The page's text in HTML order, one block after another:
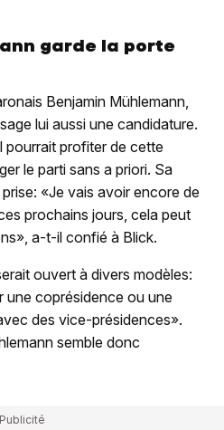
garde la porte
Benjamin Mühlemann,
lui aussi une candidature.
pourrait profiter de cette
le parti sans a priori. Sa
«Je vais avoir encore de
prochains jours, cela peut
a-t-il confié à Blick.
ouvert à divers modèles:
une coprésidence ou une
des vice-présidences».
semble donc